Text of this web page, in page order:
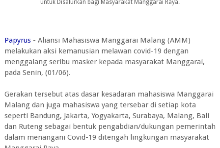
untuk Disalurkan bagi Masyarakat Manggarai Raya.
Papyrus- Aliansi Mahasiswa Manggarai Malang (AMM)
melakukan aksi kemanusian melawan covid-19 dengan
menggalang seribu masker kepada masyarakat Manggarai,
pada Senin, (01/06).
Gerakan tersebut atas dasar kesadaran mahasiswa Manggarai
Malang dan juga mahasiswa yang tersebar di setiap kota
seperti Bandung, Jakarta, Yogyakarta, Surabaya, Malang, Bali
dan Ruteng sebagai bentuk pengabdian/dukungan pemerintah
dalam menangani Covid-19 ditengah lingkungan masyarakat